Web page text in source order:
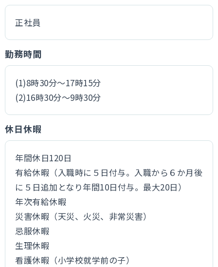
正社員
勤務時間
(1)8時30分～17時15分
(2)16時30分～9時30分
休日休暇
年間休日120日
有給休暇（入職時に５日付与。入職から６か月後
に５日追加となり年間10日付与。最大20日）
年次有給休暇
災害休暇（天災、火災、非常災害）
忌服休暇
生理休暇
看護休暇（小学校就学前の子）